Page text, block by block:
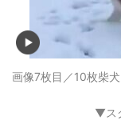
画像7枚目／10枚柴
▼ス